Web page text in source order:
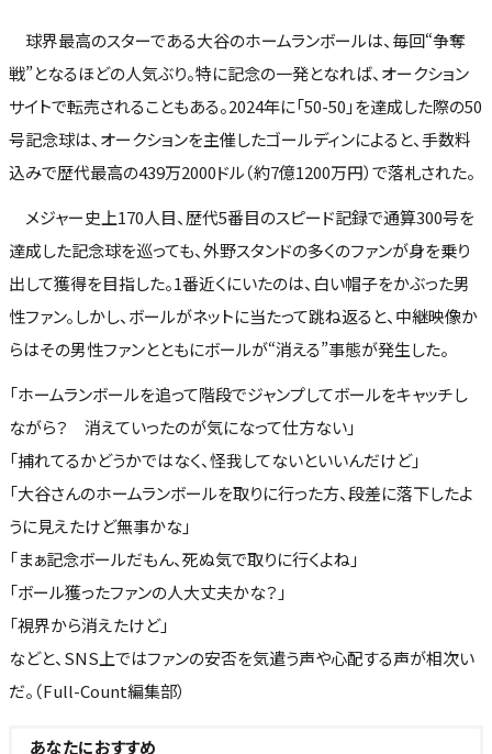
球界最高のスターである大谷のホームランボールは、毎回“争奪
戦”となるほどの人気ぶり。特に記念の一発となれば、オークション
サイトで転売されることもある。2024年に「50-50」を達成した際の50
号記念球は、オークションを主催したゴールディンによると、手数料
込みで歴代最高の439万2000ドル（約7億1200万円）で落札された。
メジャー史上170人目、歴代5番目のスピード記録で通算300号を
達成した記念球を巡っても、外野スタンドの多くのファンが身を乗り
出して獲得を目指した。1番近くにいたのは、白い帽子をかぶった男
性ファン。しかし、ボールがネットに当たって跳ね返ると、中継映像か
らはその男性ファンとともにボールが“消える”事態が発生した。
「ホームランボールを追って階段でジャンプしてボールをキャッチし
ながら？ 消えていったのが気になって仕方ない」
「捕れてるかどうかではなく、怪我してないといいんだけど」
「大谷さんのホームランボールを取りに行った方、段差に落下したよ
うに見えたけど無事かな」
「まぁ記念ボールだもん、死ぬ気で取りに行くよね」
「ボール獲ったファンの人大丈夫かな？」
「視界から消えたけど」
などと、SNS上ではファンの安否を気遣う声や心配する声が相次い
だ。（Full-Count編集部）
あなたにおすすめ